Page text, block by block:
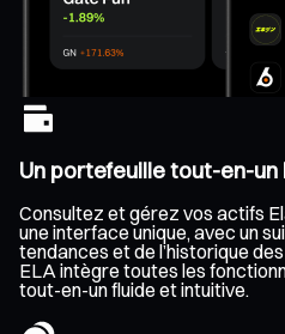
Un portefeuille tout-en-un
Consultez et gérez vos actifs
une interface unique, avec un
tendances et de l’historique
ELA intègre toutes les
tout-en-un fluide et intuitive.